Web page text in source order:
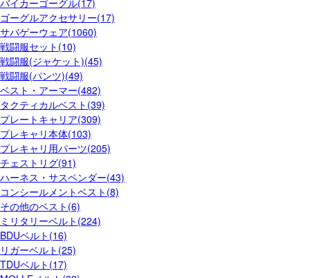
ゴーグルアクセサリー(17)
サバゲーウェア(1060)
戦闘服セット(10)
戦闘服(ジャケット)(45)
戦闘服(パンツ)(49)
ベスト・アーマー(482)
タクティカルベスト(39)
プレートキャリア(309)
プレキャリ本体(103)
プレキャリ用パーツ(205)
チェストリグ(91)
ハーネス・サスペンダー(43)
コンシールメントベスト(8)
その他のベスト(6)
ミリタリーベルト(224)
BDUベルト(16)
リガーベルト(25)
TDUベルト(17)